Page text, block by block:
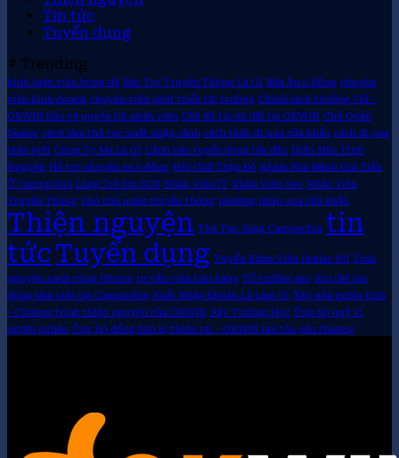
Tin tức
Tuyển dụng
# Trending
bình luận viên bóng đá Bảo Trợ Truyền Thông Là Gì Bữa Ăn 0 Đồng chuyên
viên kinh doanh chuyên viên phát triển thị trường Chính sách thưởng Tết -
OKWIN bảo vệ quyền lợi nhân viên Chế độ tại ưu đãi tại OKWIN Chủ Quản
Dealer cách làm thủ tục xuất nhập cảnh cách thức đi qua cửa khẩu cách đi qua
biên giới Công Ty Ma Là Gì Cảnh báo tuyển dụng lừa đảo Hiến Máu Tình
Nguyện Hỗ trợ chuyến xe 0 đồng Hội Chữ Thập Đỏ Khám Phá Mệnh Giá Tiền
Ở Campuchia Làng Trẻ Em SOS Nhân Viên IT Nhân Viên Seo Nhân Viên
Truyền Thông phó chủ quản truyền thông phương pháp qua cửa khẩu
Thiện nguyện Thủ Tục Sang Campuchia tin
tứcTuyển dụng Tuyển Nhân Viên Dealer Nữ Tình
nguyện xanh cùng Okwin tư vấn viên bán hàng Tổ trưởng seo Xin thẻ lao
động làm việc tại Campuchia Xuất Nhập Khoản Là Làm Gì Xây nhà nghĩa tình
- Chương trình thiện nguyện của OKWIN Xây Trường Học Ủng hộ quỹ vì
người nghèo Ủng hộ đồng bào bị thiên tai - OKWIN lan tỏa yêu thương